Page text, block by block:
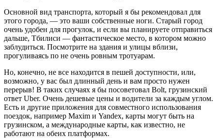
Основной вид транспорта, который я бы рекомендовал для
этого города, — это ваши собственные ноги. Старый город
очень удобен для прогулок, и если вы планируете отправиться
дальше, Тбилиси — фантастическое место, в котором можно
заблудиться. Посмотрите на здания и улицы вблизи,
прогуливаясь по не очень ровным тротуарам.
Но, конечно, не все находится в пешей доступности, или,
возможно, у вас был длинный день и вам просто нужен
перерыв! В таких случаях я бы посоветовал Bolt, грузинский
ответ Uber. Очень дешевые цены и водители за каждым углом.
Есть и другие приложения для совместного использования
поездок, например Maxim и Yandex, карты могут быть на
грузинском, а международные карты, как известно, не
работают на обеих платформах.